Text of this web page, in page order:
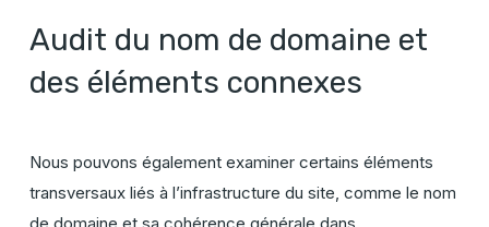
Audit du nom de domaine et
des éléments connexes
Nous pouvons également examiner certains éléments
transversaux liés à l’infrastructure du site, comme le nom